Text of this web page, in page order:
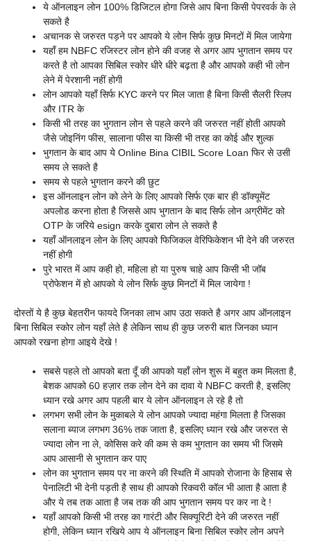
ये ऑनलाइन लोन 100% डिजिटल होगा जिसे आप बिना किसी पेपरवर्क के ले
सकते है
अचानक से जरुरत पड़ने पर आपको ये लोन सिर्फ कुछ मिनटों में मिल जायेगा
यहाँ हम NBFC रजिस्टर लोन होने की वजह से अगर आप भुगतान समय पर
करते है तो आपका सिबिल स्कोर धीरे धीरे बढ़ता है और आपको कही भी लोन
लेने में पेरशानी नहीं होगी
लोन आपको यहाँ सिर्फ KYC करने पर मिल जाता है बिना किसी सैलरी स्लिप
और ITR के
किसी भी तरह का भुगतान लोन से पहले करने की जरुरत नहीं होती आपको
जैसे जोइनिंग फीस, सालाना फीस या किसी भी तरह का कोई और शुल्क
भुगतान के बाद आप ये Online Bina CIBIL Score Loan फिर से उसी
समय ले सकते है
समय से पहले भुगतान करने की छुट
इस ऑनलाइन लोन को लेने के लिए आपको सिर्फ एक बार ही डॉक्यूमेंट
अपलोड करना होता है जिससे आप भुगतान के बाद सिर्फ लोन अग्रीमेंट को
OTP के जरिये esign करके दुबारा लोन ले सकते है
यहाँ ऑनलाइन लोन के लिए आपको फिजिकल वेरिफिकेशन भी देने की जरुरत
नहीं होगी
पुरे भारत में आप कही हो, महिला हो या पुरुष चाहे आप किसी भी जॉब
प्रोफेशन में हो आपको ये लोन सिर्फ कुछ मिनटों में मिल जायेगा !
दोस्तों ये है कुछ बेहतरीन फायदे जिनका लाभ आप उठा सकते है अगर आप ऑनलाइन
बिना सिबिल स्कोर लोन यहाँ लेते है लेकिन साथ ही कुछ जरुरी बात जिनका ध्यान
आपको रखना होगा आइये देखे !
सबसे पहले तो आपको बता दूँ की आपको यहाँ लोन शुरू में बहुत कम मिलता है,
बेशक आपको 60 हज़ार तक लोन देने का दावा ये NBFC करती है, इसलिए
ध्यान रखे अगर आप पहली बार ये लोन ऑनलाइन ले रहे है तो
लगभग सभी लोन के मुकाबले ये लोन आपको ज्यादा महंगा मिलता है जिसका
सलाना ब्याज लगभग 36% तक जाता है, इसलिए ध्यान रखे और जरुरत से
ज्यादा लोन ना ले, कोसिस करे की कम से कम भुगतान का समय भी जिसमे
आप आसानी से भुगतान कर पाए
लोन का भुगतान समय पर ना करने की स्थिति में आपको रोजाना के हिसाब से
पेनालिटी भी देनी पड़ती है साथ ही आपको रिकवरी कॉल भी आता है आता है
और ये तब तक आता है जब तक की आप भुगतान समय पर कर ना दे !
यहाँ आपको किसी भी तरह का गारंटी और सिक्यूरिटी देने की जरुरत नहीं
होगी, लेकिन ध्यान रखिये आप ये ऑनलाइन बिना सिबिल स्कोर लोन अपने